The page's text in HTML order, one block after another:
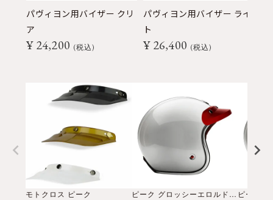
パヴィヨン用バイザー クリ
ア
¥ 24,200 税込
パヴィヨン用バイザー ライ
ト
¥ 26,400 税込
モトクロス ピーク ピーク グロッシーエロルドレッド